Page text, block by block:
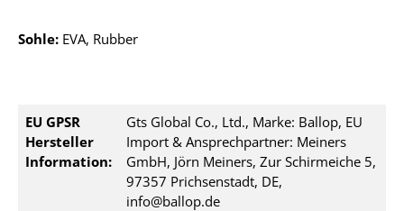
Sohle: EVA, Rubber
EU GPSR
Hersteller
Information:
Gts Global Co., Ltd., Marke: Ballop, EU
Import & Ansprechpartner: Meiners
GmbH, Jörn Meiners, Zur Schirmeiche 5,
97357 Prichsenstadt, DE,
info@ballop.de